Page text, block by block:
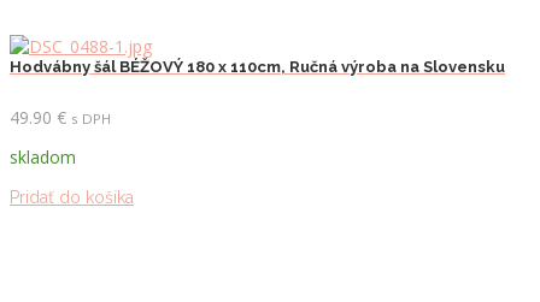
Hodvábny šál BÉŽOVÝ 180 x 110cm, Ručná výroba na Slovensku
49.90 € s DPH
skladom
Pridať do košíka